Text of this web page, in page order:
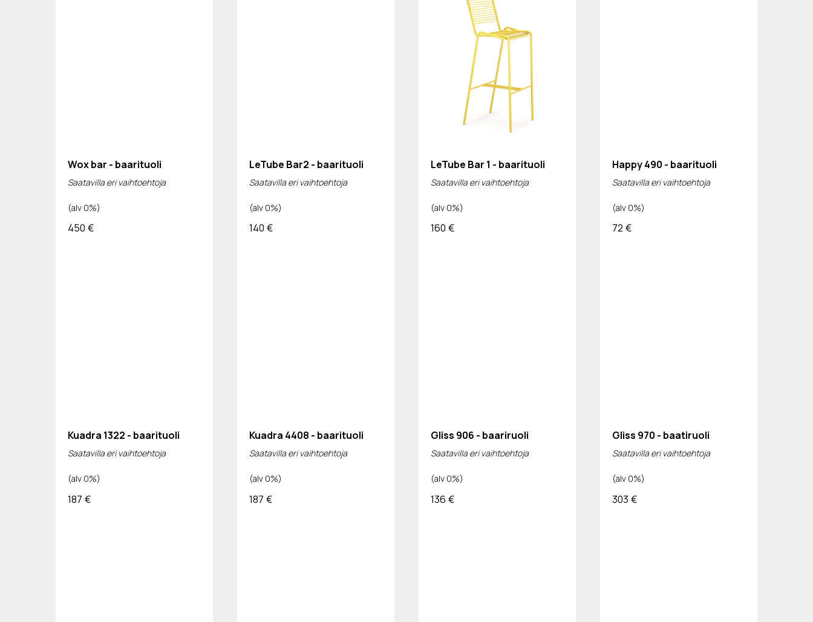
Wox bar - baarituoli
Saatavilla eri vaihtoehtoja
(alv 0%)
450 €
LeTube Bar2 - baarituoli
Saatavilla eri vaihtoehtoja
(alv 0%)
140 €
LeTube Bar 1 - baarituoli
Saatavilla eri vaihtoehtoja
(alv 0%)
160 €
Happy 490 - baarituoli
Saatavilla eri vaihtoehtoja
(alv 0%)
72 €
Kuadra 1322 - baarituoli
Saatavilla eri vaihtoehtoja
(alv 0%)
187 €
Kuadra 4408 - baarituoli
Saatavilla eri vaihtoehtoja
(alv 0%)
187 €
Gliss 906 - baariruoli
Saatavilla eri vaihtoehtoja
(alv 0%)
136 €
Gliss 970 - baatiruoli
Saatavilla eri vaihtoehtoja
(alv 0%)
303 €